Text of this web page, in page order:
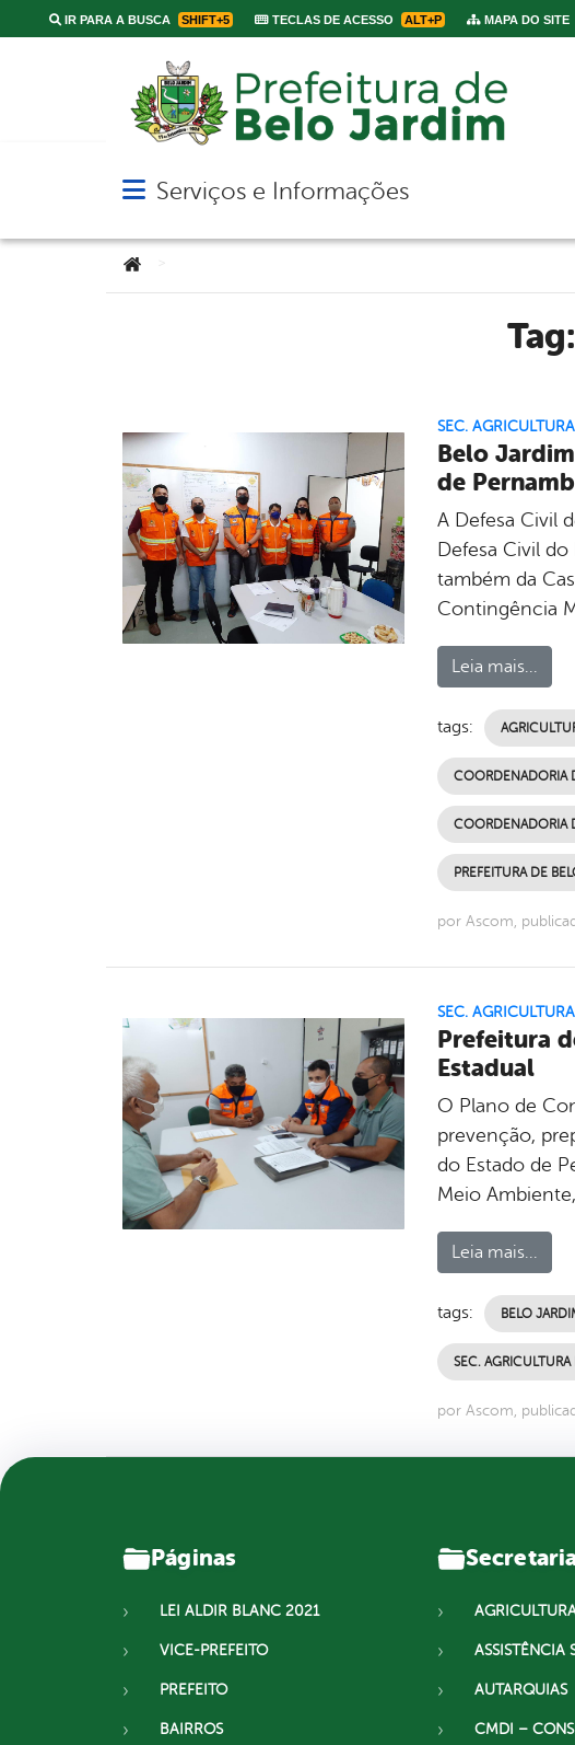
IR PARA A BUSCA SHIFT+5 TECLAS DE ACESSO ALT+P MAPA DO SITE
Abrir menu principal de navegação
Serviços e Informações
Você está aqui:
Tag:
SEC.
Belo
de
A Defesa Civil
Defesa Civil
também da
Contingência
Leia mais...
tags:
COORDENADORIA
COORDENADORIA
PREFEITURA DE
por Ascom,
SEC.
Prefeitura
Estadual
O Plano de
prevenção,
do Estado de
Meio
Leia mais...
tags: BELO
SEC.
por Ascom,
Páginas
LEI ALDIR BLANC 2021
VICE-PREFEITO
PREFEITO
BAIRROS
ASSISTÊNCIA
AUTARQUIAS
CMDI –